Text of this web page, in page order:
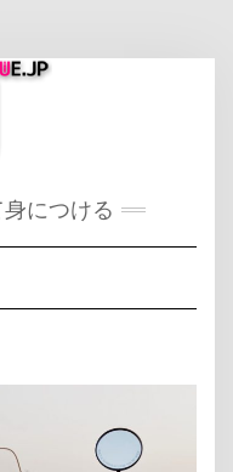
につける
Navigation